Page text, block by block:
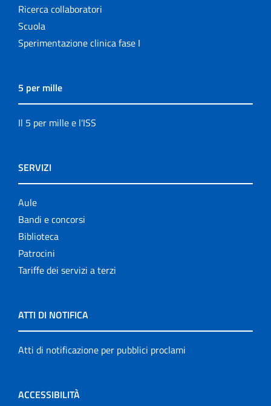
Ricerca collaboratori
Scuola
Sperimentazione clinica fase I
5 per mille
Il 5 per mille e l'ISS
SERVIZI
Aule
Bandi e concorsi
Biblioteca
Patrocini
Tariffe dei servizi a terzi
ATTI DI NOTIFICA
Atti di notificazione per pubblici proclami
ACCESSIBILITÀ